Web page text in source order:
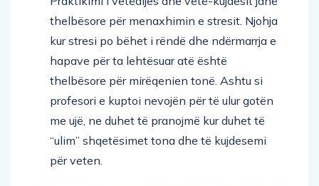
thelbësore për menaxhimin e stresit. Njohja
kur stresi po bëhet i rëndë dhe ndërmarrja e
hapave për ta lehtësuar atë është
thelbësore për mirëqenien tonë. Ashtu si
profesori e kuptoi nevojën për të ulur gotën
me ujë, ne duhet të pranojmë kur duhet të
“ulim” shqetësimet tona dhe të kujdesemi
për veten.